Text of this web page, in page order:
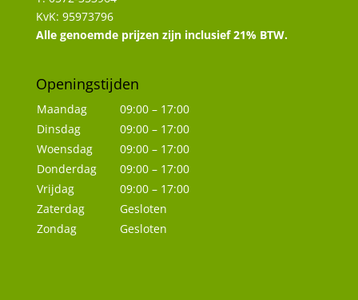
KvK: 95973796
Alle genoemde prijzen zijn inclusief 21% BTW.
Openingstijden
Maandag
09:00 – 17:00
Dinsdag
09:00 – 17:00
Woensdag
09:00 – 17:00
Donderdag
09:00 – 17:00
Vrijdag
09:00 – 17:00
Zaterdag
Gesloten
Zondag
Gesloten